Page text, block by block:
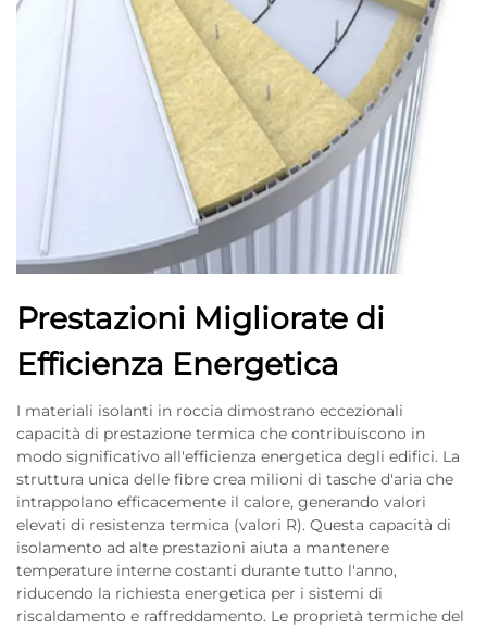
Prestazioni Migliorate di
Efficienza Energetica
I materiali isolanti in roccia dimostrano eccezionali
capacità di prestazione termica che contribuiscono in
modo significativo all'efficienza energetica degli edifici. La
struttura unica delle fibre crea milioni di tasche d'aria che
intrappolano efficacemente il calore, generando valori
elevati di resistenza termica (valori R). Questa capacità di
isolamento ad alte prestazioni aiuta a mantenere
temperature interne costanti durante tutto l'anno,
riducendo la richiesta energetica per i sistemi di
riscaldamento e raffreddamento. Le proprietà termiche del